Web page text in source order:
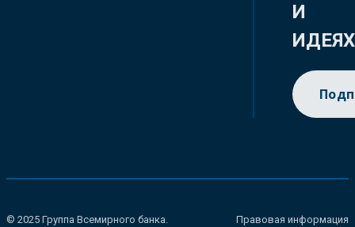
И
ИДЕЯХ
© 2025 Группа Всемирного банка.
Правовая информация